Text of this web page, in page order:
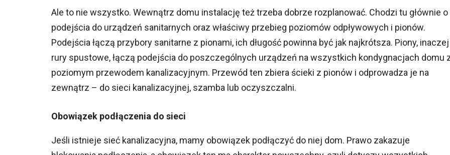
Ale to nie wszystko. Wewnątrz domu instalację też trzeba dobrze rozplanować. Chodzi tu głównie o
podejścia do urządzeń sanitarnych oraz właściwy przebieg poziomów odpływowych i pionów.
Podejścia łączą przybory sanitarne z pionami, ich długość powinna być jak najkrótsza. Piony, inaczej
rury spustowe, łączą podejścia do poszczególnych urządzeń na wszystkich kondygnacjach domu
poziomym przewodem kanalizacyjnym. Przewód ten zbiera ścieki z pionów i odprowadza je na
zewnątrz – do sieci kanalizacyjnej, szamba lub oczyszczalni.
Obowiązek podłączenia do sieci
Jeśli istnieje sieć kanalizacyjna, mamy obowiązek podłączyć do niej dom. Prawo zakazuje